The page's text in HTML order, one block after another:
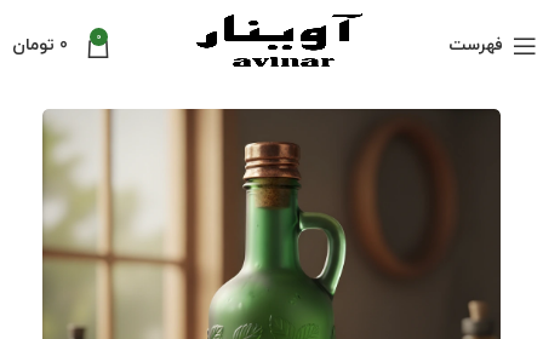
فهرست 0
0 تومان